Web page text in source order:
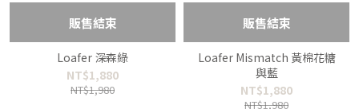
販售結束
Loafer 深森綠
NT$1,880
NT$1,980
販售結束
Loafer Mismatch 黃棉花糖
與藍
NT$1,880
NT$1,980